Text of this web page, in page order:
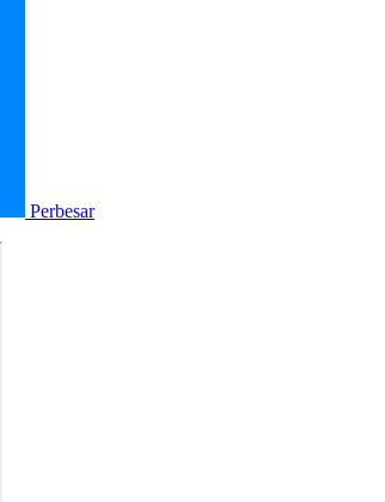
Perbesar